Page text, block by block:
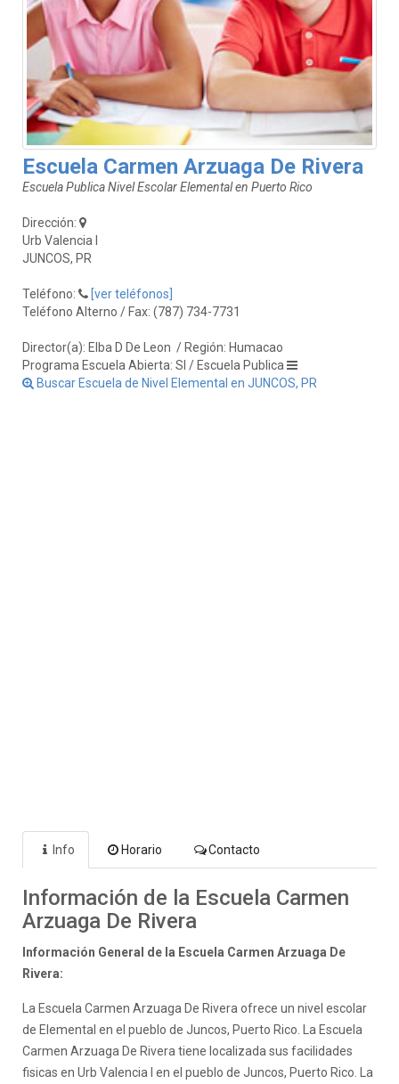
Escuela Carmen Arzuaga De Rivera
Escuela Publica Nivel Escolar Elemental en Puerto Rico
Dirección:
Urb Valencia I
JUNCOS, PR
Teléfono:
[ver teléfonos]
Teléfono Alterno / Fax: (787) 734-7731
Director(a): Elba D De Leon / Región: Humacao
Programa Escuela Abierta: SI / Escuela Publica
Buscar Escuela de Nivel Elemental en JUNCOS, PR
Info Horario Contacto
Información de la Escuela Carmen
Arzuaga De Rivera
Información General de la Escuela Carmen Arzuaga De
Rivera:
La Escuela Carmen Arzuaga De Rivera ofrece un nivel escolar
de Elemental en el pueblo de Juncos, Puerto Rico. La Escuela
Carmen Arzuaga De Rivera tiene localizada sus facilidades
fisicas en Urb Valencia I en el pueblo de Juncos, Puerto Rico. La